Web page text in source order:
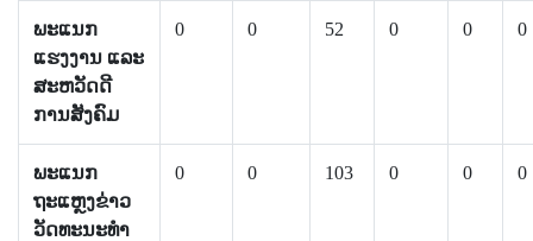
ພະແນກ
ແຮງງານ ແລະ
ສະຫວັດດີ
ການສັງຄົມ
0 0 52 0 0 0
ພະແນກ
ຖະແຫຼງຂ່າວ
ວັດທະນະທຳ
0 0 103 0 0 0